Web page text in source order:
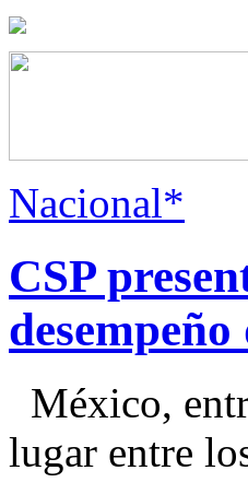
Nacional*
CSP
México,
lugar entre